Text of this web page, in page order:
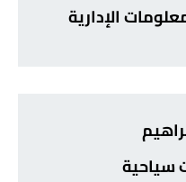
الإدارية
سياحية